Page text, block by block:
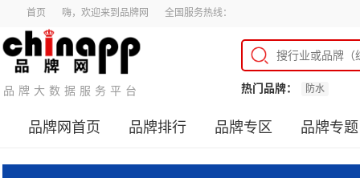
首页 嗨，欢迎来到品牌网 全国服务热线：
品牌大数据服务平台 热门品牌： 防水
品牌网首页 品牌排行 品牌专区 品牌专题